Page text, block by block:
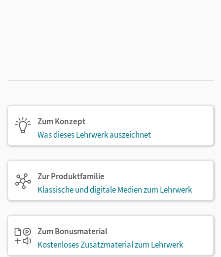
Zum Konzept
Was dieses Lehrwerk auszeichnet
Zur Produktfamilie
Klassische und digitale Medien zum Lehrwerk
Zum Bonusmaterial
Kostenloses Zusatzmaterial zum Lehrwerk